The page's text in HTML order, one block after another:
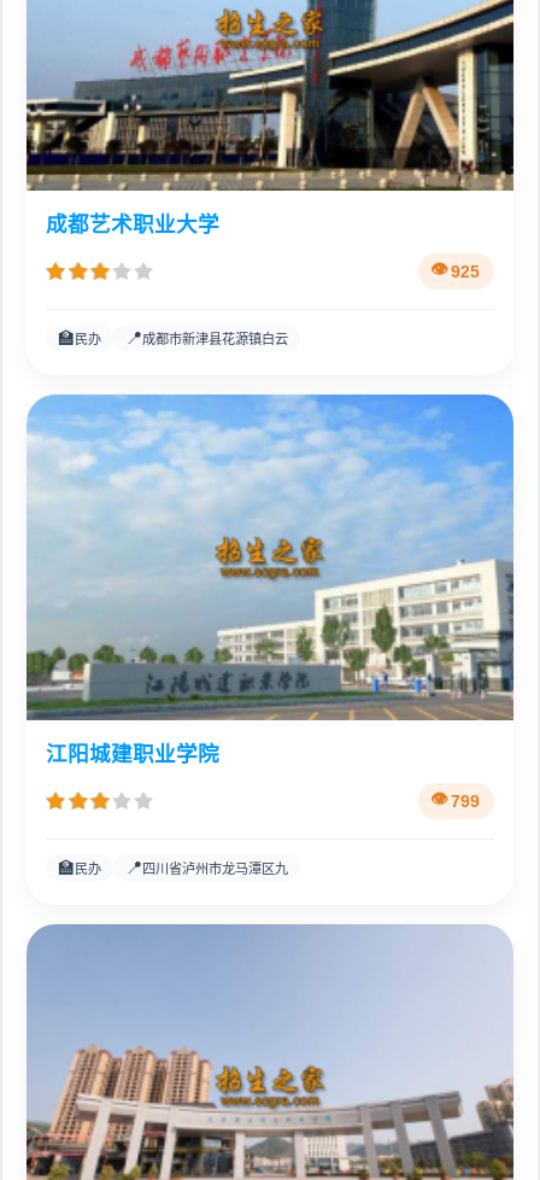
成都艺术职业大学
925
🏫 民办 📍成都市新津县花源镇白云
江阳城建职业学院
799
🏫 民办 📍四川省泸州市龙马潭区九